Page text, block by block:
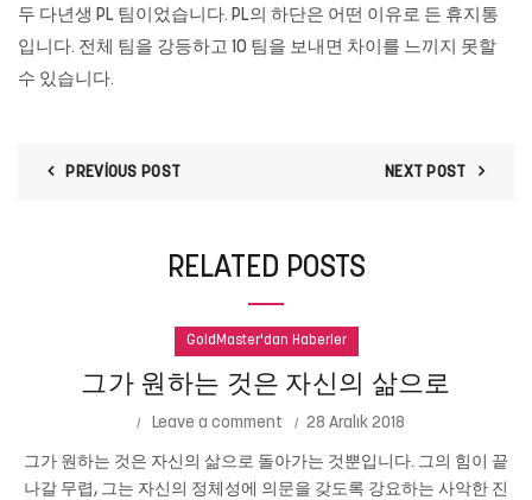
두 다년생 PL 팀이었습니다. PL의 하단은 어떤 이유로 든 휴지통
입니다. 전체 팀을 강등하고 10 팀을 보내면 차이를 느끼지 못할
수 있습니다.
PREVIOUS POST NEXT POST
RELATED POSTS
GoldMaster'dan Haberler
그가 원하는 것은 자신의 삶으로
Leave a comment 28 Aralık 2018
그가 원하는 것은 자신의 삶으로 돌아가는 것뿐입니다. 그의 힘이 끝
나갈 무렵, 그는 자신의 정체성에 의문을 갖도록 강요하는 사악한 진